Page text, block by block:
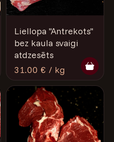
Liellopa "Antrekots"
bez kaula svaigi
atdzesēts
31.00 € / kg